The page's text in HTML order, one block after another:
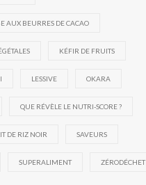
AUX BEURRES DE CACAO
KÉFIR DE FRUITS
LESSIVE OKARA
QUE RÉVÈLE LE NUTRI-SCORE ?
DE RIZ NOIR SAVEURS
SUPERALIMENT ZÉRODÉCHET